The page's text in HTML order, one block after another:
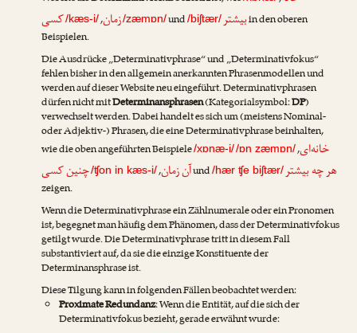
/zæmɒn/زمان,
/kæs-i/کسی und/biʃtær/بیشترin den oberen
Beispielen.
Die Ausdrücke „Determinativphrase“ und „Determinativfokus“
fehlen bisher in den allgemein anerkannten Phrasenmodellen und
werden auf dieser Website neu eingeführt. Determinativphrasen
dürfen nicht mitDeterminansphrasen(Kategorialsymbol:DP)
verwechselt werden. Dabei handelt es sich um (meistens Nominal-
oder Adjektiv-) Phrasen, die eine Determinativphrase beinhalten,
wie die oben angeführten Beispiele/xɒnæ-i/ خانه‌ای,
/ɒn zæmɒn/
آن زمان,
/ʧon in kæs-i/چنین کسی und/hær ʧe biʃtær/هر چه بیشتر
zeigen.
Wenn die Determinativphrase ein Zählnumerale oder ein Pronomen
ist, begegnet man häufig dem Phänomen, dass der Determinativfokus
getilgtwurde. Die Determinativphrase tritt in diesem Fall
substantiviert auf, da sie die einzige Konstituente der
Determinansphrase ist.
Diese Tilgung kann in folgenden Fällen beobachtet werden:
Proximate Redundanz: Wenn die Entität, auf die sich der
Determinativfokus bezieht, gerade erwähnt wurde: